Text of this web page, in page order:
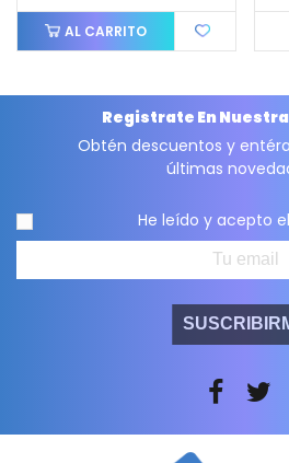
AL CARRITO
Registrate En
Obtén descuentos y
últimas
He leído y acepto el